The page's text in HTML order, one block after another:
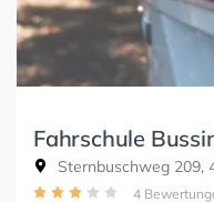
Fahrschule
Sternbuschweg 209,
4